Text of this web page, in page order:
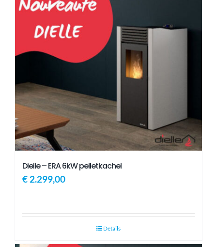
Dielle – ERA 6kW pelletkachel
€ 2.299,00
Details